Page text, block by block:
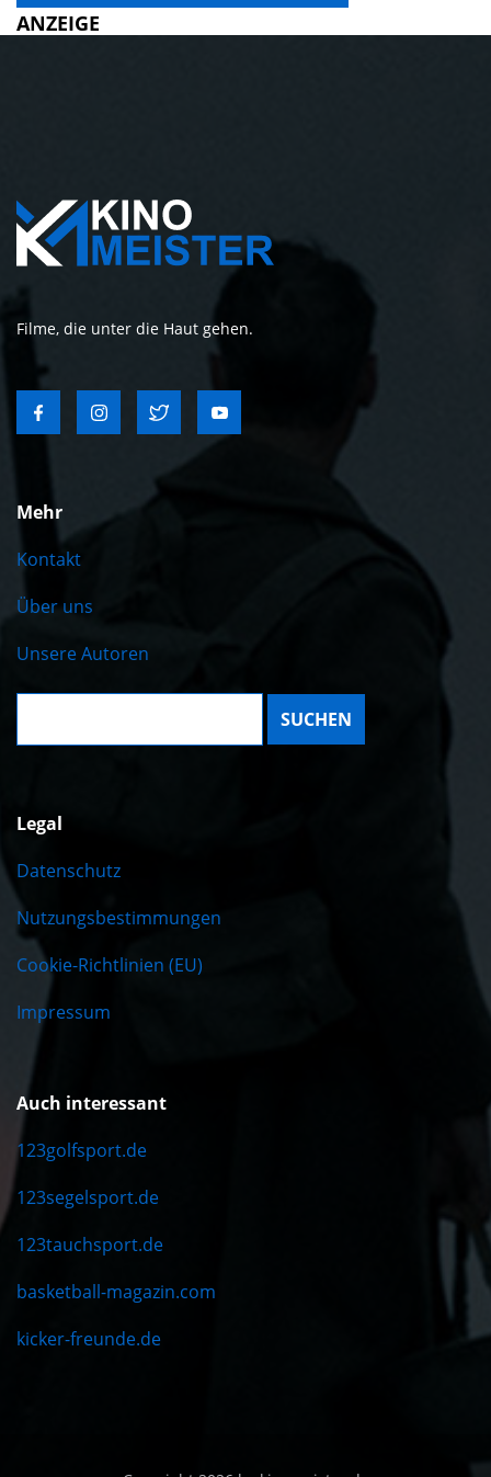
ANZEIGE
Filme, die unter die Haut gehen.
Mehr
Kontakt
Über uns
Unsere Autoren
Suche:
Legal
Datenschutz
Nutzungsbestimmungen
Cookie-Richtlinien (EU)
Impressum
Auch interessant
123golfsport.de
123segelsport.de
123tauchsport.de
basketball-magazin.com
kicker-freunde.de